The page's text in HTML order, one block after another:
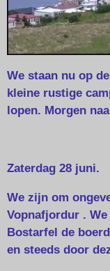
We staan nu op
kleine rustige
lopen. Morgen
Zaterdag 28 juni.
We zijn om
Vopnafjordur .
Bostarfel de
en steeds door